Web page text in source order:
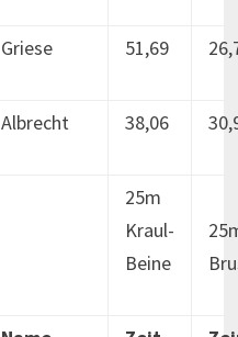
Griese 51,69
Albrecht 38,06
25m
Kraul-
Beine